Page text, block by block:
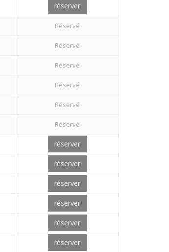
réserver
Réservé
Réservé
Réservé
Réservé
Réservé
Réservé
réserver
réserver
réserver
réserver
réserver
réserver